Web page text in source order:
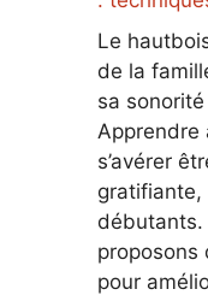
Le
de la
sa
Apprendre
s’avérer
gratifiante,
débutants.
proposons
pour